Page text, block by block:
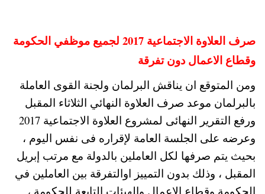
صرف العلاوة الاجتماعية 2017 لجميع موظفي الحكومة
وقطاع الاعمال دون تفرقة
ومن المتوقع ان يناقش البرلمان ولجنة القوى العاملة
بالبرلمان موعد صرف العلاوة النهائي الثلاثاء المقبل
ورفع التقرير النهائى لمشروع العلاوة الاجتماعية 2017
وعرضه على الجلسة العامة لإقراره فى نفس اليوم ،
بحيث يتم صرفها لكل العاملين بالدولة مع مرتب إبريل
المقبل ، وذلك بدون التمييز اوالتفرقة بين العاملين في
الحكومة وقطاع الاعمال والهيئات التابعة للحكومة ،